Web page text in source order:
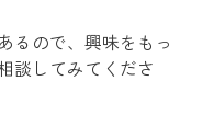
るので、興味をもっ
談してみてくださ